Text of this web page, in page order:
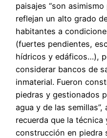
paisajes “son
reflejan un alto grado
habitantes a
(fuertes pendientes,
hídricos y edáficos…),
considerar bancos de
inmaterial. Fueron
piedras y gestionados
agua y de las semillas”,
recuerda que la
construcción en piedra